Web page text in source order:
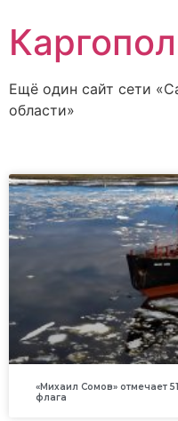
Ещё один сайт сети
области»
«Михаил Сомов» отмечает
флага